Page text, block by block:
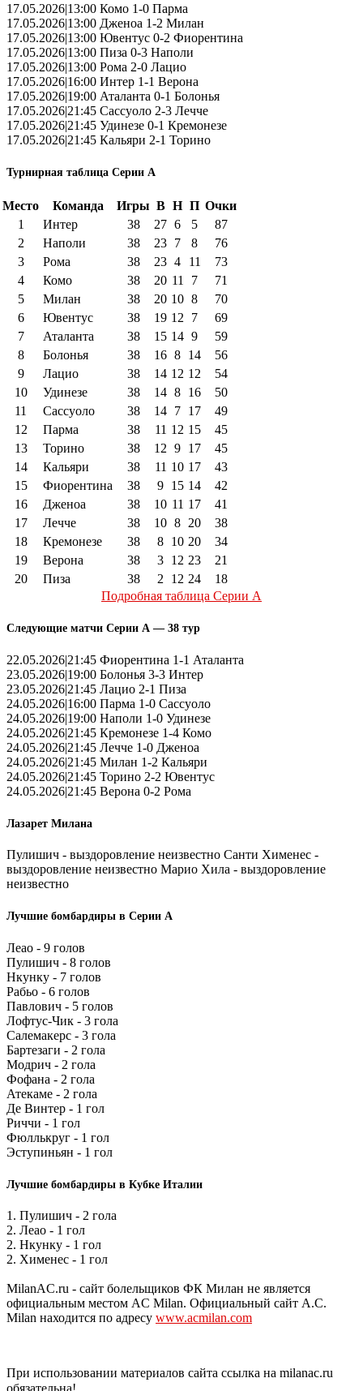
17.05.2026|13:00 Комо 1-0 Парма
17.05.2026|13:00 Дженоа 1-2 Милан
17.05.2026|13:00 Ювентус 0-2 Фиорентина
17.05.2026|13:00 Пиза 0-3 Наполи
17.05.2026|13:00 Рома 2-0 Лацио
17.05.2026|16:00 Интер 1-1 Верона
17.05.2026|19:00 Аталанта 0-1 Болонья
17.05.2026|21:45 Сассуоло 2-3 Лечче
17.05.2026|21:45 Удинезе 0-1 Кремонезе
17.05.2026|21:45 Кальяри 2-1 Торино
Турнирная таблица Серии А
Место Команда Игры В Н П Очки
1
Интер 38 27 6 5
87
2
Наполи 38 23 7 8
76
3
Рома 38 23 4 11
73
4
Комо 38 20 11 7
71
5
Милан 38 20 10 8
70
6
Ювентус 38 19 12 7
69
7
Аталанта 38 15 14 9
59
8
Болонья 38 16 8 14
56
9
Лацио 38 14 12 12
54
10
Удинезе 38 14 8 16
50
11
Сассуоло 38 14 7 17
49
12
Парма 38 11 12 15
45
13
Торино 38 12 9 17
45
14
Кальяри 38 11 10 17
43
15
Фиорентина 38 9 15 14
42
16
Дженоа 38 10 11 17
41
17
Лечче 38 10 8 20
38
18
Кремонезе 38 8 10 20
34
19
Верона 38 3 12 23
21
20
Пиза 38 2 12 24
18
Подробная таблица Серии А
Следующие матчи Серии А — 38 тур
22.05.2026|21:45 Фиорентина 1-1 Аталанта
23.05.2026|19:00 Болонья 3-3 Интер
23.05.2026|21:45 Лацио 2-1 Пиза
24.05.2026|16:00 Парма 1-0 Сассуоло
24.05.2026|19:00 Наполи 1-0 Удинезе
24.05.2026|21:45 Кремонезе 1-4 Комо
24.05.2026|21:45 Лечче 1-0 Дженоа
24.05.2026|21:45 Милан 1-2 Кальяри
24.05.2026|21:45 Торино 2-2 Ювентус
24.05.2026|21:45 Верона 0-2 Рома
Лазарет Милана
Пулишич - выздоровление неизвестно Санти Хименес -
выздоровление неизвестно Марио Хила - выздоровление
неизвестно
Лучшие бомбардиры в Серии А
Леао - 9 голов
Пулишич - 8 голов
Нкунку - 7 голов
Рабьо - 6 голов
Павлович - 5 голов
Лофтус-Чик - 3 гола
Салемакерс - 3 гола
Бартезаги - 2 гола
Модрич - 2 гола
Фофана - 2 гола
Атекаме - 2 гола
Де Винтер - 1 гол
Риччи - 1 гол
Фюллькруг - 1 гол
Эступиньян - 1 гол
Лучшие бомбардиры в Кубке Италии
1. Пулишич - 2 гола
2. Леао - 1 гол
2. Нкунку - 1 гол
2. Хименес - 1 гол
MilanAC.ru - сайт болельщиков ФК Милан не является
официальным местом AC Milan. Официальный сайт A.C.
Milan находится по адресу www.acmilan.com
При использовании материалов сайта ссылка на milanac.ru